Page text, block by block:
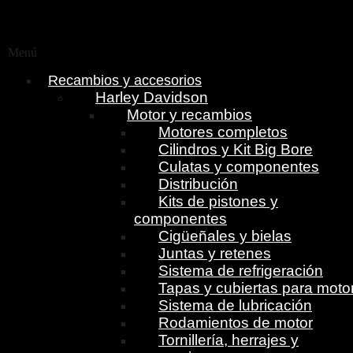
Menú
Recambios y accesorios
Harley Davidson
Motor y recambios
Motores completos
Cilindros y Kit Big Bore
Culatas y componentes
Distribución
Kits de pistones y
componentes
Cigüeñales y bielas
Juntas y retenes
Sistema de refrigeración
Tapas y cubiertas para
Sistema de lubricación
Rodamientos de motor
Tornillería, herrajes y